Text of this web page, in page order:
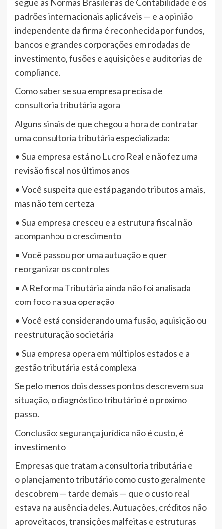
segue as Normas Brasileiras de Contabilidade e os
padrões internacionais aplicáveis — e a opinião
independente da firma é reconhecida por fundos,
bancos e grandes corporações em rodadas de
investimento, fusões e aquisições e auditorias de
compliance.
Como saber se sua empresa precisa de
consultoria tributária agora
Alguns sinais de que chegou a hora de contratar
uma consultoria tributária especializada:
• Sua empresa está no Lucro Real e não fez uma
revisão fiscal nos últimos anos
• Você suspeita que está pagando tributos a mais,
mas não tem certeza
• Sua empresa cresceu e a estrutura fiscal não
acompanhou o crescimento
• Você passou por uma autuação e quer
reorganizar os controles
• A Reforma Tributária ainda não foi analisada
com foco na sua operação
• Você está considerando uma fusão, aquisição ou
reestruturação societária
• Sua empresa opera em múltiplos estados e a
gestão tributária está complexa
Se pelo menos dois desses pontos descrevem sua
situação, o diagnóstico tributário é o próximo
passo.
Conclusão: segurança jurídica não é custo, é
investimento
Empresas que tratam a consultoria tributária e
o planejamento tributário como custo geralmente
descobrem — tarde demais — que o custo real
estava na ausência deles. Autuações, créditos não
aproveitados, transições malfeitas e estruturas